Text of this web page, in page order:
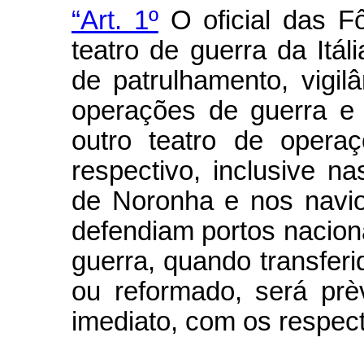
“Art. 1ºO oficial das
teatro de guerra da
de patrulhamento,
operações de guerra
outro teatro de
respectivo, inclusive
de Noronha e nos
defendiam portos
guerra, quando
ou reformado, será
imediato, com os